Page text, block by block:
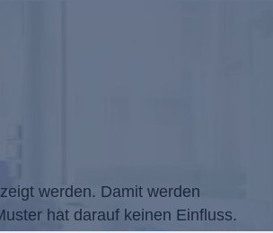
werden. Damit werden
hat darauf keinen Einfluss.